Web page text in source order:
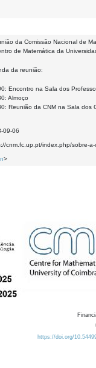
da Comissão Nacional de
de Matemática da
da reunião:
Encontro na Sala dos
Almoço
Reunião da CNM na Sala dos
09-06
cnm.fc.up.pt/index.php/sobre-
>
https://doi.org/